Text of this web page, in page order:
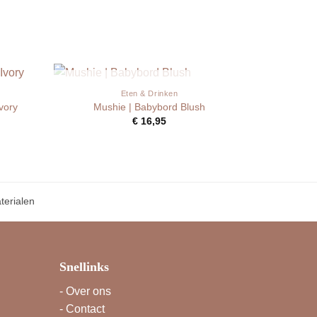
UITVERKOCHT
Eten & Drinken
Mushie | Babybord Blush
€ 16,95
Snellinks
- Over ons
- Contact